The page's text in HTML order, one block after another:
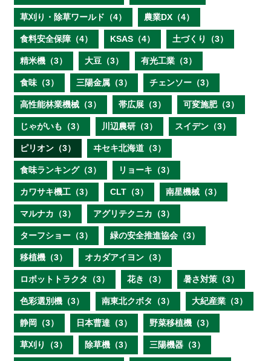
草刈り・除草ワールド（4） 農業DX（4）
食料安全保障（4） KSAS（4） 土づくり（3）
精米機（3） 大豆（3） 有光工業（3）
食味（3） 三陽金属（3） チェンソー（3）
高性能林業機械（3） 帯広展（3） 可変施肥（3）
じゃがいも（3） 川辺農研（3） スイデン（3）
ピリオン（3） ヰセキ北海道（3）
食味ランキング（3） リョーキ（3）
カワサキ機工（3） CLT（3） 南星機械（3）
マルナカ（3） アグリテクニカ（3）
ターフショー（3） 緑の安全推進協会（3）
移植機（3） オカダアイヨン（3）
ロボットトラクタ（3） 花き（3） 暑さ対策（3）
色彩選別機（3） 南東北クボタ（3） 大紀産業（3）
静岡（3） 日本曹達（3） 野菜移植機（3）
草刈り（3） 除草機（3） 三陽機器（3）